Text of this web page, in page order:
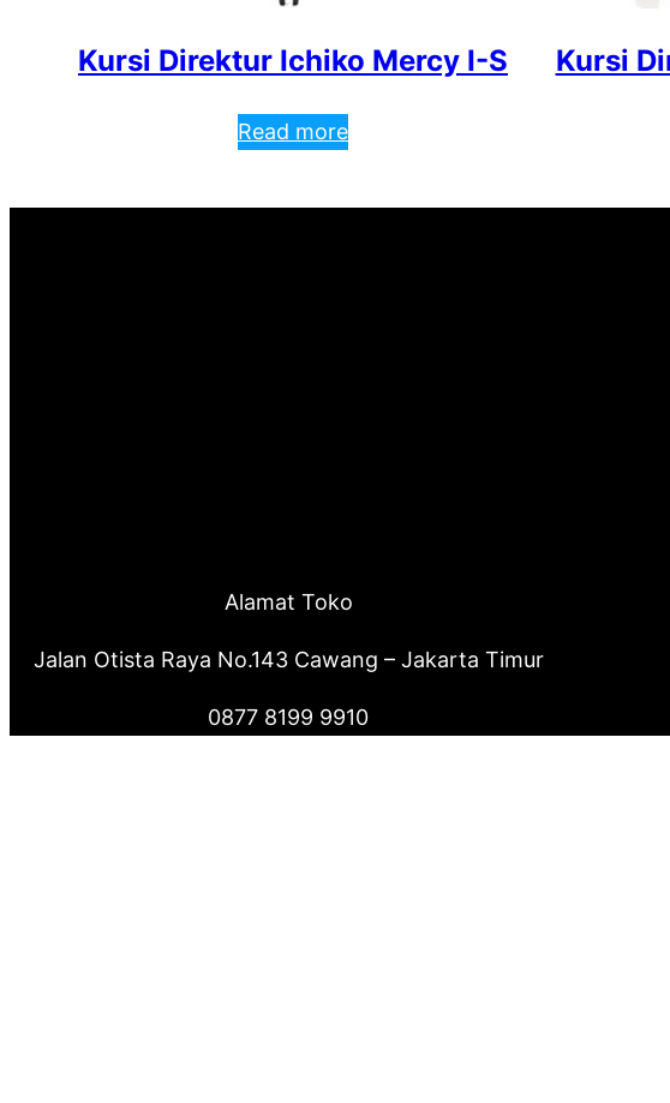
Kursi Direktur Ichiko Mercy I-S
Read more
Kursi
Alamat Toko
Jalan Otista Raya No.143 Cawang – Jakarta Timur
0877 8199 9910